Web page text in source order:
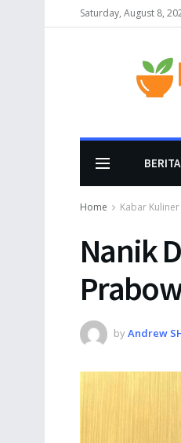
Saturday, August 8,
Home Kabar Kuliner
Nanik
byAndrew